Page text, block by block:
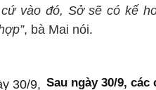
vào đó, Sở sẽ có kế
, bà Mai nói.
Sau ngày 30/9, các